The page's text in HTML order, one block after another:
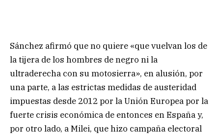
Sánchez afirmó que no quiere «que vuelvan los de
la tijera de los hombres de negro ni la
ultraderecha con su motosierra», en alusión, por
una parte, a las estrictas medidas de austeridad
impuestas desde 2012 por la Unión Europea por la
fuerte crisis económica de entonces en España y,
por otro lado, a Milei, que hizo campaña electoral